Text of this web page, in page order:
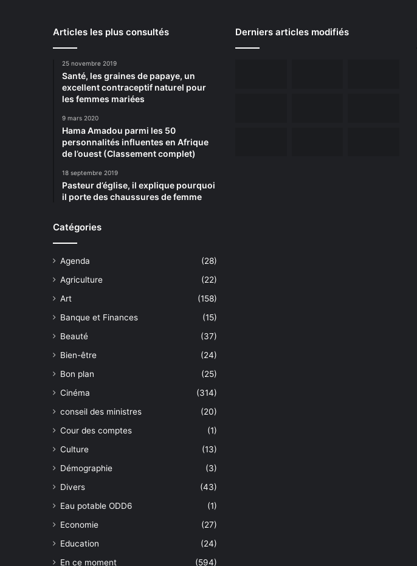
Articles les plus consultés
25 novembre 2019
Santé, les graines de papaye, un
excellent contraceptif naturel pour
les femmes mariées
9 mars 2020
Hama Amadou parmi les 50
personnalités influentes en Afrique
de l’ouest (Classement complet)
18 septembre 2019
Pasteur d’église, il explique pourquoi
il porte des chaussures de femme
Catégories
Agenda
(28)
Agriculture
(22)
Art
(158)
Banque et Finances
(15)
Beauté
(37)
Bien-être
(24)
Bon plan
(25)
Cinéma
(314)
conseil des ministres
(20)
Cour des comptes
(1)
Culture
(13)
Démographie
(3)
Divers
(43)
Eau potable ODD6
(1)
Economie
(27)
Education
(24)
En ce moment
(594)
Derniers articles modifiés